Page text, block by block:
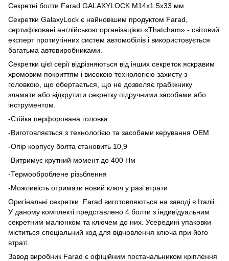
Секретні болти Farad GALAXYLOCK M14x1.5x33 мм
Секретки GalaxyLock є найновішим продуктом Farad,
сертифіковані англійською організацією «Thatcham» - світовий
експерт протиугінних систем автомобілів і використовується
багатьма автовиробниками.
Секретки цієї серії відрізняються від інших секреток яскравим
хромовим покриттям і високою технологією захисту з
головкою, що обертається, що не дозволяє грабіжнику
зламати або відкрутити секретку підручними засобами або
інструментом.
-Стійка перфорована головка
-Виготовляється з технологією та засобами керування OEM
-Опір корпусу болта становить 10,9
-Витримує крутний момент до 400 Нм
-Термооброблене різьблення
-Можливість отримати новий ключ у разі втрати
Оригінальні секретки Farad виготовляються на заводі в Італіі .
У даному комплекті представлено 4 болти з індивідуальним
секретним малюнком та ключем до них. Усередині упаковки
міститься спеціальний код для відновлення ключа при його
втраті.
Завод виробник Farad є офіційним постачальником кріплення